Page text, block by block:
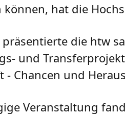
können, hat die
präsentierte die htw
und
- Chancen und
Veranstaltung